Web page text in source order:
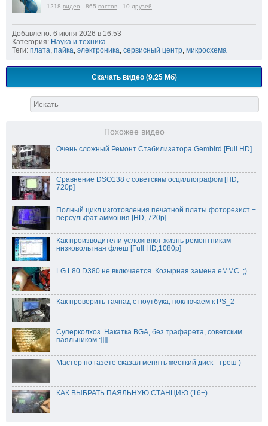
1218 видео 865 постов 10 друзей
Добавлено: 6 июня 2026 в 16:53
Категория: Наука и техника
Теги: плата, пайка, электроника, сервисный центр, микросхема
Скачать видео (9.25 Мб)
Похожее видео
Очень сложный Ремонт Стабилизатора Gembird [Full HD]
Сравнение DSO138 с советским осциллографом [HD,
720p]
Полный цикл изготовления печатной платы фоторезист +
персульфат аммония [HD, 720p]
Как производители усложняют жизнь ремонтникам -
низковольтная флеш [Full HD,1080p]
LG L80 D380 не включается. Козырная замена eMMC. ;)
Как проверить тачпад с ноутбука, поключаем к PS_2
Суперколхоз. Накатка BGA, без трафарета, советским
паяльником :]]]]
Мастер по газете сказал менять жесткий диск - треш )
КАК ВЫБРАТЬ ПАЯЛЬНУЮ СТАНЦИЮ (16+)